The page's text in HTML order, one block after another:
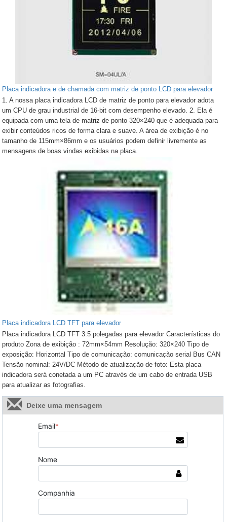
Placa indicadora e de chamada com matriz de ponto LCD para elevador
1. A nossa placa indicadora LCD de matriz de ponto para elevador adota
um CPU de grau industrial de 16-bit com desempenho elevado. 2. Ela é
equipada com uma tela de matriz de ponto 320×240 que é adequada para
exibir conteúdos ricos de forma clara e suave. A área de exibição é no
tamanho de 115mm×86mm e os usuários podem definir livremente as
mensagens de boas vindas exibidas na placa.
Placa indicadora LCD TFT para elevador
Placa indicadora LCD TFT 3.5 polegadas para elevador Características do
produto Zona de exibição : 72mm×54mm Resolução: 320×240 Tipo de
exposição: Horizontal Tipo de comunicação: comunicação serial Bus CAN
Tensão nominal: 24V/DC Método de atualização de foto: Esta placa
indicadora será conetada a um PC através de um cabo de entrada USB
para atualizar as fotografias.
Deixe uma mensagem